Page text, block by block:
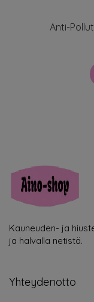
Anti-
Kauneuden- ja
ja halvalla netistä.
Yhteydenotto